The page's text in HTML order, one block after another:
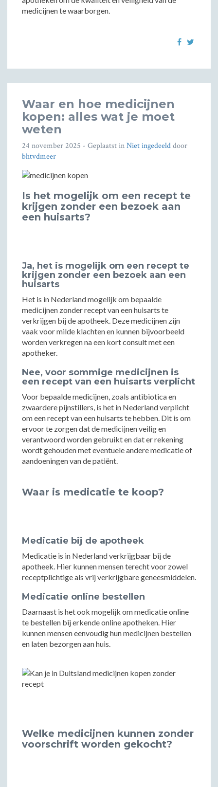
medicijnen te waarborgen.
Waar en hoe medicijnen
kopen: alles wat je moet
weten
24 november 2025 - Geplaatst inNiet ingedeelddoor
bhtvdmeer
Is het mogelijk om een recept te
krijgen zonder een bezoek aan
een huisarts?
Ja, het is mogelijk om een recept te
krijgen zonder een bezoek aan een
huisarts
Het is in Nederland mogelijk om bepaalde
medicijnen zonder recept van een huisarts te
verkrijgen bij de apotheek. Deze medicijnen zijn
vaak voor milde klachten en kunnen bijvoorbeeld
worden verkregen na een kort consult met een
apotheker.
Nee, voor sommige medicijnen is
een recept van een huisarts verplicht
Voor bepaalde medicijnen, zoals antibiotica en
zwaardere pijnstillers, is het in Nederland verplicht
om een recept van een huisarts te hebben. Dit is om
ervoor te zorgen dat de medicijnen veilig en
verantwoord worden gebruikt en dat er rekening
wordt gehouden met eventuele andere medicatie of
aandoeningen van de patiënt.
Waar is medicatie te koop?
Medicatie bij de apotheek
Medicatie is in Nederland verkrijgbaar bij de
apotheek. Hier kunnen mensen terecht voor zowel
receptplichtige als vrij verkrijgbare geneesmiddelen.
Medicatie online bestellen
Daarnaast is het ook mogelijk om medicatie online
te bestellen bij erkende online apotheken. Hier
kunnen mensen eenvoudig hun medicijnen bestellen
en laten bezorgen aan huis.
Welke medicijnen kunnen zonder
voorschrift worden gekocht?